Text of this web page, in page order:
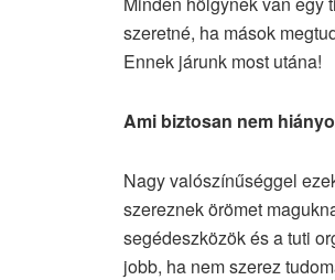
szeretné, ha mások
Ennek járunk most utána!
Ami biztosan nem
Nagy valószínűséggel
szereznek örömet
segédeszközök és a tuti
jobb, ha nem szerez